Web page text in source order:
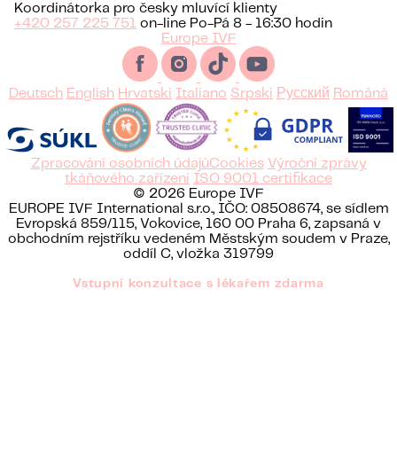
Koordinátorka pro česky mluvící klienty
+420 257 225 751 on-line Po-Pá 8 - 16:30 hodin
Europe IVF
Deutsch English Hrvatski Italiano Srpski Русский Română
Zpracování osobních údajůCookies Výroční zprávy
tkáňového zařízení ISO 9001 certifikace
© 2026 Europe IVF
EUROPE IVF International s.r.o., IČO: 08508674, se sídlem
Evropská 859/115, Vokovice, 160 00 Praha 6, zapsaná v
obchodním rejstříku vedeném Městským soudem v Praze,
oddíl C, vložka 319799
Vstupní konzultace s lékařem zdarma